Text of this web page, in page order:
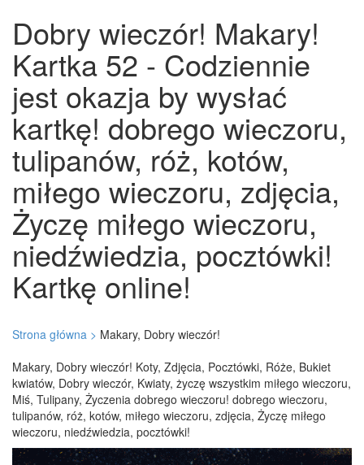
Dobry wieczór! Makary!
Kartka 52 - Codziennie
jest okazja by wysłać
kartkę! dobrego wieczoru,
tulipanów, róż, kotów,
miłego wieczoru, zdjęcia,
Życzę miłego wieczoru,
niedźwiedzia, pocztówki!
Kartkę online!
Strona główna > Makary, Dobry wieczór!
Makary, Dobry wieczór! Koty, Zdjęcia, Pocztówki, Róże, Bukiet
kwiatów, Dobry wieczór, Kwiaty, życzę wszystkim miłego wieczoru,
Miś, Tulipany, Życzenia dobrego wieczoru! dobrego wieczoru,
tulipanów, róż, kotów, miłego wieczoru, zdjęcia, Życzę miłego
wieczoru, niedźwiedzia, pocztówki!